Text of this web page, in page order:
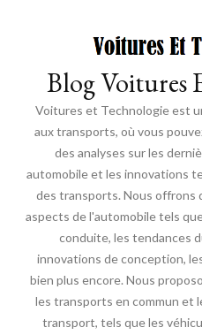
Blog Voitures
Voitures et Technologie est
aux transports, où vous
des analyses sur les
automobile et les innovations
des transports. Nous offrons
aspects de l'automobile tels
conduite, les tendances
innovations de conception,
bien plus encore. Nous
les transports en commun et
transport, tels que les